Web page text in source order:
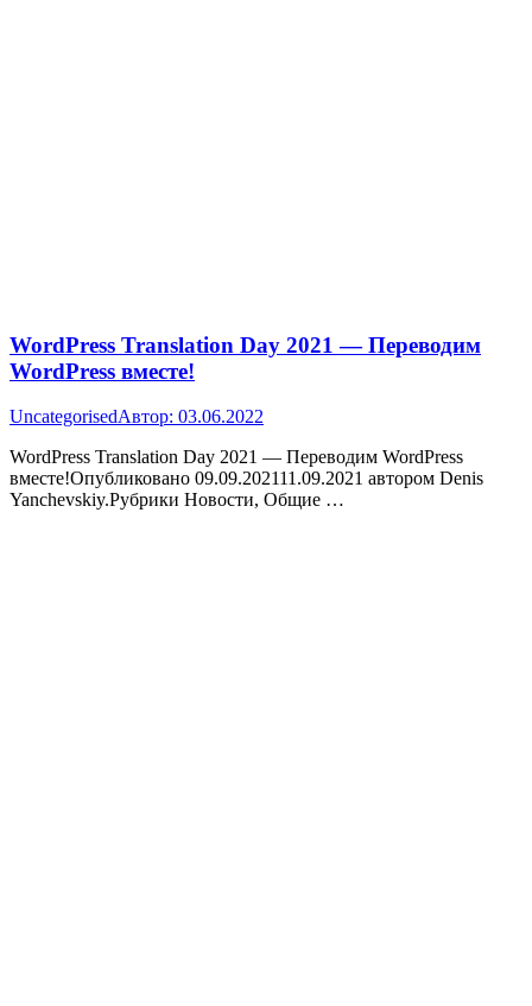
WordPress Translation Day 2021 — Переводим
WordPress вместе!
UncategorisedАвтор: 03.06.2022
WordPress Translation Day 2021 — Переводим WordPress
вместе!Опубликовано 09.09.202111.09.2021 автором Denis
Yanchevskiy.Рубрики Новости, Общие …